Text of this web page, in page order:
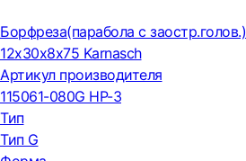
Борфреза(парабола с заостр.голов.)
12х30х8х75 Karnasch
Артикул производителя
115061-080G HP-3
Тип
Тип G